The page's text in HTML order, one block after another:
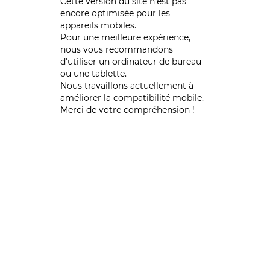
encore optimisée pour les
appareils mobiles.
Pour une meilleure expérience,
nous vous recommandons
d'utiliser un ordinateur de bureau
ou une tablette.
Nous travaillons actuellement à
améliorer la compatibilité mobile.
Merci de votre compréhension !